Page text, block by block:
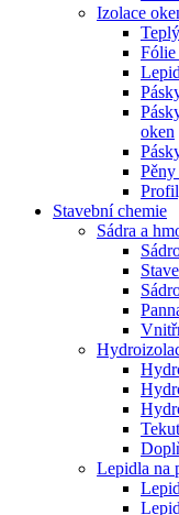
Izolace
oken
Stavební chemie
Sádra a
Lepidla na